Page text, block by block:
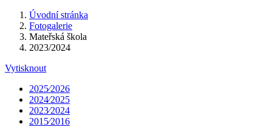
Úvodní stránka
Fotogalerie
Mateřská škola
2023/2024
Vytisknout
2025⁄2026
2024⁄2025
2023⁄2024
2015⁄2016